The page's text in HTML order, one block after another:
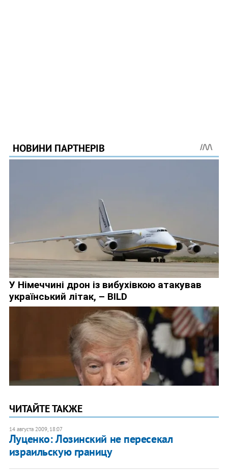
ЧИТАЙТЕ ТАКЖЕ
14 августа 2009, 18:07
Луценко: Лозинский не пересекал
израильскую границу